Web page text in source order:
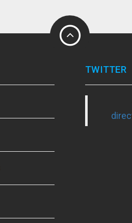
TWITTER